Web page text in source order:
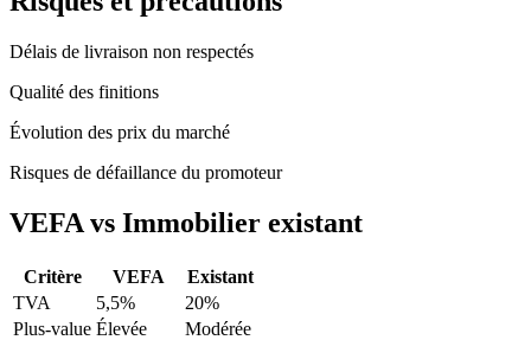
Délais de livraison non respectés
Qualité des finitions
Évolution des prix du marché
Risques de défaillance du promoteur
VEFA vs Immobilier existant
Critère VEFA
Existant
TVA
5,5%
20%
Plus-value Élevée
Modérée